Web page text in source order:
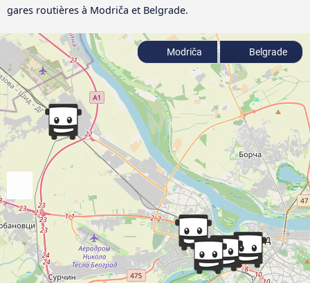
gares routières à Modriča et Belgrade.
Modriča Belgrade